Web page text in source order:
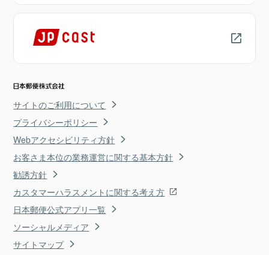
サイトのご利用について
プライバシーポリシー
Webアクセシビリティ方針
お客さま本位の業務運営に関する基本方針
勧誘方針
カスタマーハラスメントに関する考え方
日本郵便公式アプリ一覧
ソーシャルメディア
サイトマップ